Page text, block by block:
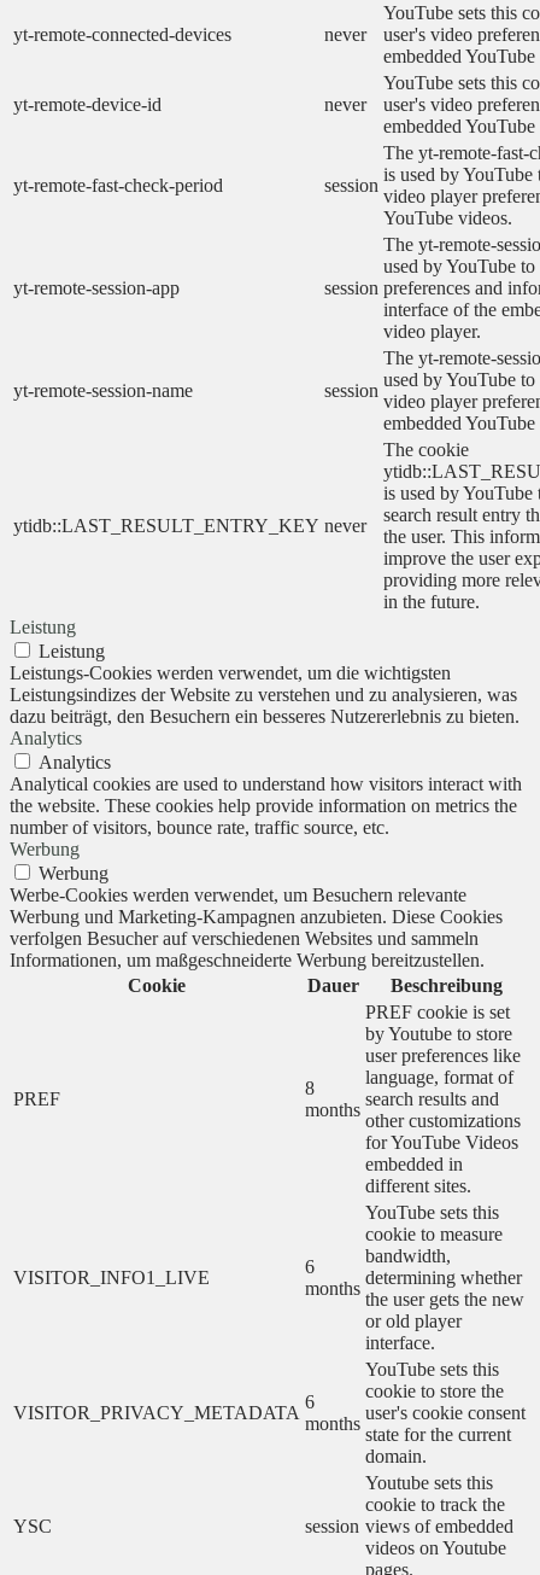
yt-remote-connected-devices never
YouTube sets this
user's video
embedded
yt-remote-device-id never
YouTube sets this
user's video
embedded
yt-remote-fast-check-period session
The yt-remote-fast-
is used by YouTube
video player
YouTube videos.
yt-remote-session-app session
The yt-remote-
used by YouTube to
preferences and
interface of the
video player.
yt-remote-session-name session
The yt-remote-
used by YouTube to
video player
embedded
ytidb::LAST_RESULT_ENTRY_KEY never
The cookie
is used by YouTube
search result entry
the user. This
improve the user
providing more
in the future.
Leistung
Leistung
Leistungs-Cookies werden verwendet, um die wichtigsten
Leistungsindizes der Website zu verstehen und zu analysieren, was
dazu beiträgt, den Besuchern ein besseres Nutzererlebnis zu bieten.
Analytics
Analytics
Analytical cookies are used to understand how visitors interact with
the website. These cookies help provide information on metrics the
number of visitors, bounce rate, traffic source, etc.
Werbung
Werbung
Werbe-Cookies werden verwendet, um Besuchern relevante
Werbung und Marketing-Kampagnen anzubieten. Diese Cookies
verfolgen Besucher auf verschiedenen Websites und sammeln
Informationen, um maßgeschneiderte Werbung bereitzustellen.
Cookie
Dauer Beschreibung
PREF
8
months
PREF cookie is set
by Youtube to store
user preferences like
language, format of
search results and
other customizations
for YouTube Videos
embedded in
different sites.
VISITOR_INFO1_LIVE
6
months
YouTube sets this
cookie to measure
bandwidth,
determining whether
the user gets the new
or old player
interface.
VISITOR_PRIVACY_METADATA
6
months
YouTube sets this
cookie to store the
user's cookie consent
state for the current
domain.
YSC session
Youtube sets this
cookie to track the
views of embedded
videos on Youtube
pages.